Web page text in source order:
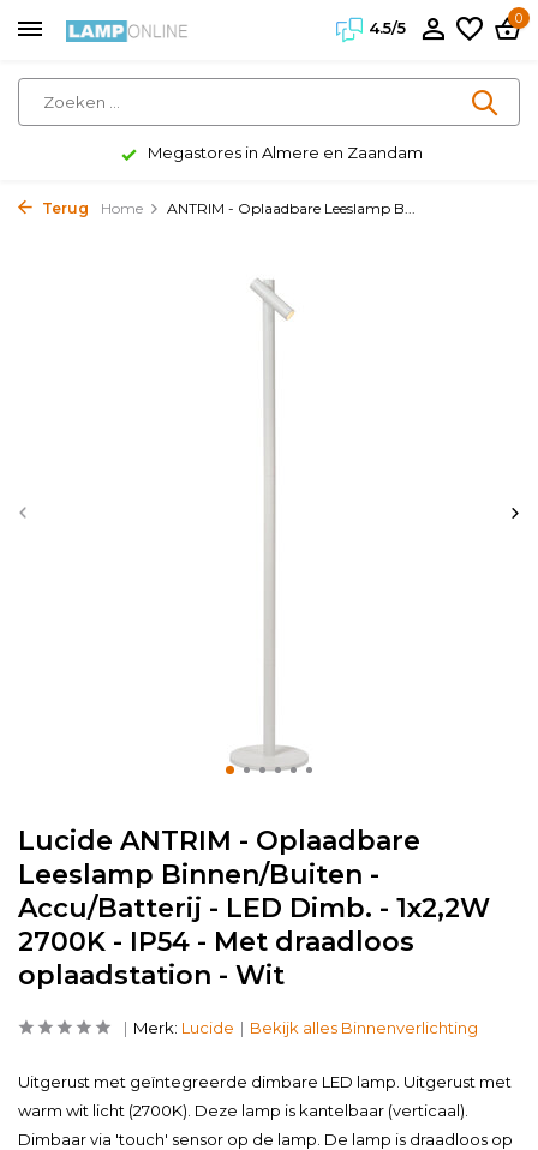
4.5/5
0
Megastores in Almere en Zaandam
Terug Home ANTRIM - Oplaadbare Leeslamp B...
Lucide ANTRIM - Oplaadbare
Leeslamp Binnen/Buiten -
Accu/Batterij - LED Dimb. - 1x2,2W
2700K - IP54 - Met draadloos
oplaadstation - Wit
Merk: Lucide Bekijk alles Binnenverlichting
Uitgerust met geïntegreerde dimbare LED lamp. Uitgerust met
warm wit licht (2700K). Deze lamp is kantelbaar (verticaal).
Dimbaar via 'touch' sensor op de lamp. De lamp is draadloos op